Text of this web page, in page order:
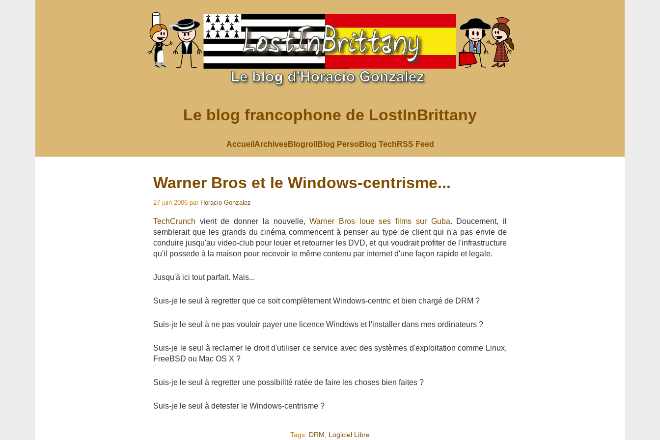
Le blog francophone de LostInBrittany
Accueil ArchivesBlogroll Blog Perso Blog Tech RSS Feed
Warner Bros et le Windows-centrisme...
27 juin 2006 par Horacio Gonzalez
TechCrunch vient de donner la nouvelle,Warner Bros loue ses films sur Guba. Doucement, il
semblerait que les grands du cinéma commencent à penser au type de client qui n'a pas envie de
conduire jusqu'au video-club pour louer et retourner les DVD, et qui voudrait profiter de l'infrastructure
qu'il possede à la maison pour recevoir le même contenu par internet d'une façon rapide et legale.
Jusqu'à ici tout parfait. Mais...
Suis-je le seul à regretter que ce soit complètement Windows-centric et bien chargé de DRM ?
Suis-je le seul à ne pas vouloir payer une licence Windows et l'installer dans mes ordinateurs ?
Suis-je le seul à reclamer le droit d'utiliser ce service avec des systèmes d'exploitation comme Linux,
FreeBSD ou Mac OS X ?
Suis-je le seul à regretter une possibilité ratée de faire les choses bien faites ?
Suis-je le seul à detester le Windows-centrisme ?
Tags: DRM Logiciel Libre